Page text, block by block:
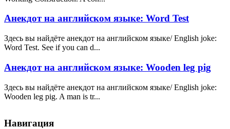
Анекдот на английском языке: Word Test
Здесь вы найдёте анекдот на английском языке/ English joke:
Word Test. See if you can d...
Анекдот на английском языке: Wooden leg pig
Здесь вы найдёте анекдот на английском языке/ English joke:
Wooden leg pig. A man is tr...
Навигация